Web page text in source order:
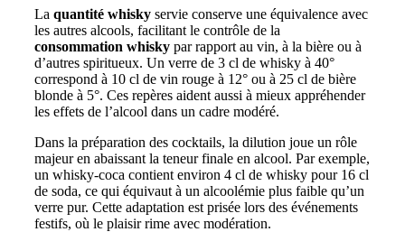
La quantité whisky servie conserve une équivalence avec
les autres alcools, facilitant le contrôle de la
consommation whisky par rapport au vin, à la bière ou à
d’autres spiritueux. Un verre de 3 cl de whisky à 40°
correspond à 10 cl de vin rouge à 12° ou à 25 cl de bière
blonde à 5°. Ces repères aident aussi à mieux appréhender
les effets de l’alcool dans un cadre modéré.
Dans la préparation des cocktails, la dilution joue un rôle
majeur en abaissant la teneur finale en alcool. Par exemple,
un whisky-coca contient environ 4 cl de whisky pour 16 cl
de soda, ce qui équivaut à un alcoolémie plus faible qu’un
verre pur. Cette adaptation est prisée lors des événements
festifs, où le plaisir rime avec modération.